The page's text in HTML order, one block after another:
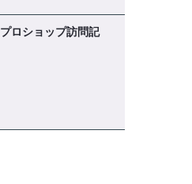
プロショップ訪問記